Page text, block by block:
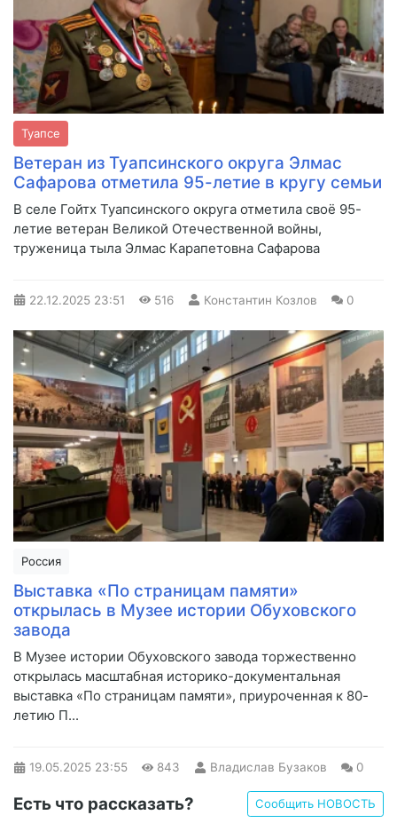
Туапсе
Ветеран из Туапсинского округа Элмас
Сафарова отметила 95-летие в кругу семьи
В селе Гойтх Туапсинского округа отметила своё 95-
летие ветеран Великой Отечественной войны,
труженица тыла Элмас Карапетовна Сафарова
22.12.2025 23:51 516 Константин Козлов 0
Россия
Выставка «По страницам памяти»
открылась в Музее истории Обуховского
завода
В Музее истории Обуховского завода торжественно
открылась масштабная историко-документальная
выставка «По страницам памяти», приуроченная к 80-
летию П...
19.05.2025 23:55 843 Владислав Бузаков 0
Есть что рассказать? Сообщить НОВОСТЬ